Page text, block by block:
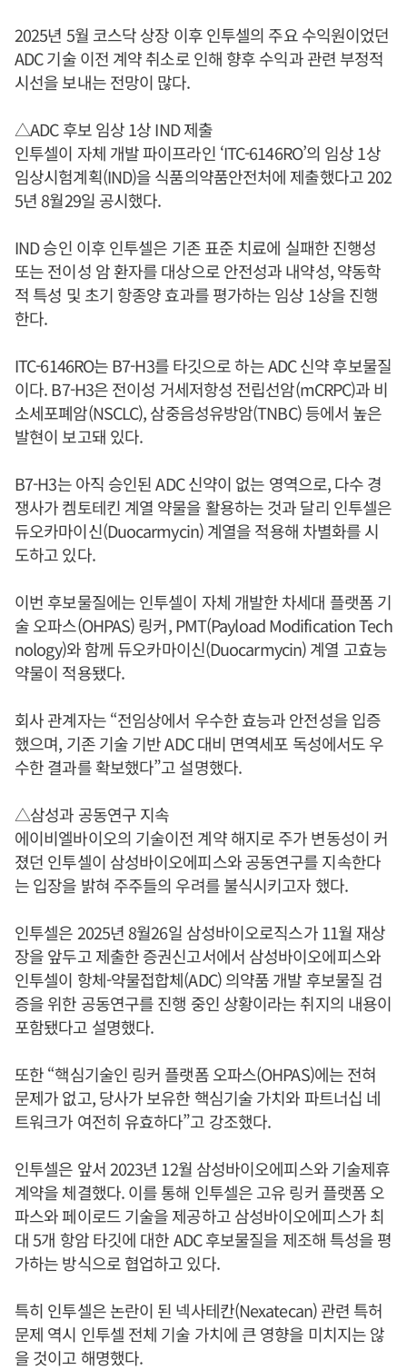
2025년 5월 코스닥 상장 이후 인투셀의 주요 수익원이었던
ADC 기술 이전 계약 취소로 인해 향후 수익과 관련 부정적
시선을 보내는 전망이 많다.
△ADC 후보 임상 1상 IND 제출
인투셀이 자체 개발 파이프라인 ‘ITC-6146RO’의 임상 1상
임상시험계획(IND)을 식품의약품안전처에 제출했다고 202
5년 8월29일 공시했다.
IND 승인 이후 인투셀은 기존 표준 치료에 실패한 진행성
또는 전이성 암 환자를 대상으로 안전성과 내약성, 약동학
적 특성 및 초기 항종양 효과를 평가하는 임상 1상을 진행
한다.
ITC-6146RO는 B7-H3를 타깃으로 하는 ADC 신약 후보물질
이다. B7-H3은 전이성 거세저항성 전립선암(mCRPC)과 비
소세포폐암(NSCLC), 삼중음성유방암(TNBC) 등에서 높은
발현이 보고돼 있다.
B7-H3는 아직 승인된 ADC 신약이 없는 영역으로, 다수 경
쟁사가 켐토테킨 계열 약물을 활용하는 것과 달리 인투셀은
듀오카마이신(Duocarmycin) 계열을 적용해 차별화를 시
도하고 있다.
이번 후보물질에는 인투셀이 자체 개발한 차세대 플랫폼 기
술 오파스(OHPAS) 링커, PMT(Payload Modification Tech
nology)와 함께 듀오카마이신(Duocarmycin) 계열 고효능
약물이 적용됐다.
회사 관계자는 “전임상에서 우수한 효능과 안전성을 입증
했으며, 기존 기술 기반 ADC 대비 면역세포 독성에서도 우
수한 결과를 확보했다”고 설명했다.
△삼성과 공동연구 지속
에이비엘바이오의 기술이전 계약 해지로 주가 변동성이 커
졌던 인투셀이 삼성바이오에피스와 공동연구를 지속한다
는 입장을 밝혀 주주들의 우려를 불식시키고자 했다.
인투셀은 2025년 8월26일 삼성바이오로직스가 11월 재상
장을 앞두고 제출한 증권신고서에서 삼성바이오에피스와
인투셀이 항체-약물접합체(ADC) 의약품 개발 후보물질 검
증을 위한 공동연구를 진행 중인 상황이라는 취지의 내용이
포함됐다고 설명했다.
또한 “핵심기술인 링커 플랫폼 오파스(OHPAS)에는 전혀
문제가 없고, 당사가 보유한 핵심기술 가치와 파트너십 네
트워크가 여전히 유효하다”고 강조했다.
인투셀은 앞서 2023년 12월 삼성바이오에피스와 기술제휴
계약을 체결했다. 이를 통해 인투셀은 고유 링커 플랫폼 오
파스와 페이로드 기술을 제공하고 삼성바이오에피스가 최
대 5개 항암 타깃에 대한 ADC 후보물질을 제조해 특성을 평
가하는 방식으로 협업하고 있다.
특히 인투셀은 논란이 된 넥사테칸(Nexatecan) 관련 특허
문제 역시 인투셀 전체 기술 가치에 큰 영향을 미치지는 않
을 것이고 해명했다.